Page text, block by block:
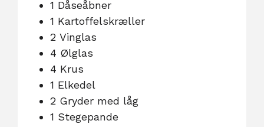
1 Dåseåbner
1 Kartoffelskræller
2 Vinglas
4 Ølglas
4 Krus
1 Elkedel
2 Gryder med låg
1 Stegepande